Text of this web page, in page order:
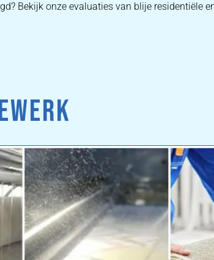
Bekijk onze evaluaties van blije residentiële